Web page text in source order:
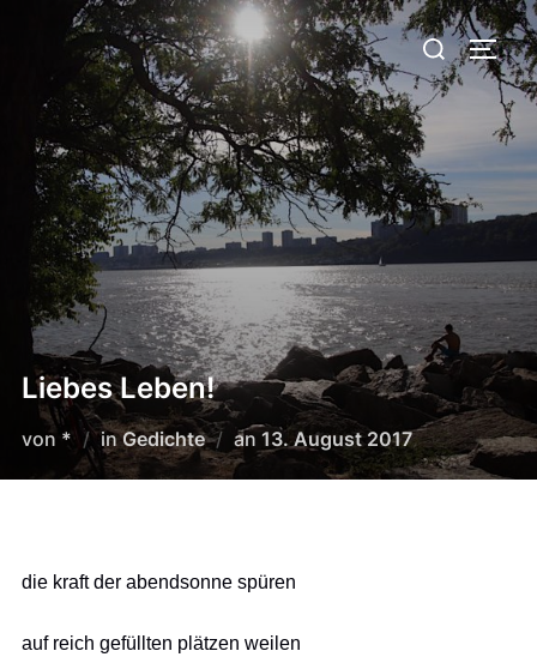
springen
Suchen
nach:
Liebes Leben!
von * inGedichte an Veröffentlicht
13. August 2017
die kraft der abendsonne spüren
auf reich gefüllten plätzen weilen